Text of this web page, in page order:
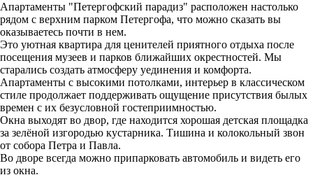
Апартаменты "Петергофский парадиз" расположен настолько
рядом с верхним парком Петергофа, что можно сказать вы
оказываетесь почти в нем.
Это уютная квартира для ценителей приятного отдыха после
посещения музеев и парков ближайших окрестностей. Мы
старались создать атмосферу уединения и комфорта.
Апартаменты с высокими потолками, интерьер в классическом
стиле продолжает поддерживать ощущение присутствия былых
времен с их безусловной гостеприимностью.
Окна выходят во двор, где находится хорошая детская площадка
за зелёной изгородью кустарника. Тишина и колокольный звон
от собора Петра и Павла.
Во дворе всегда можно припарковать автомобиль и видеть его
из окна.